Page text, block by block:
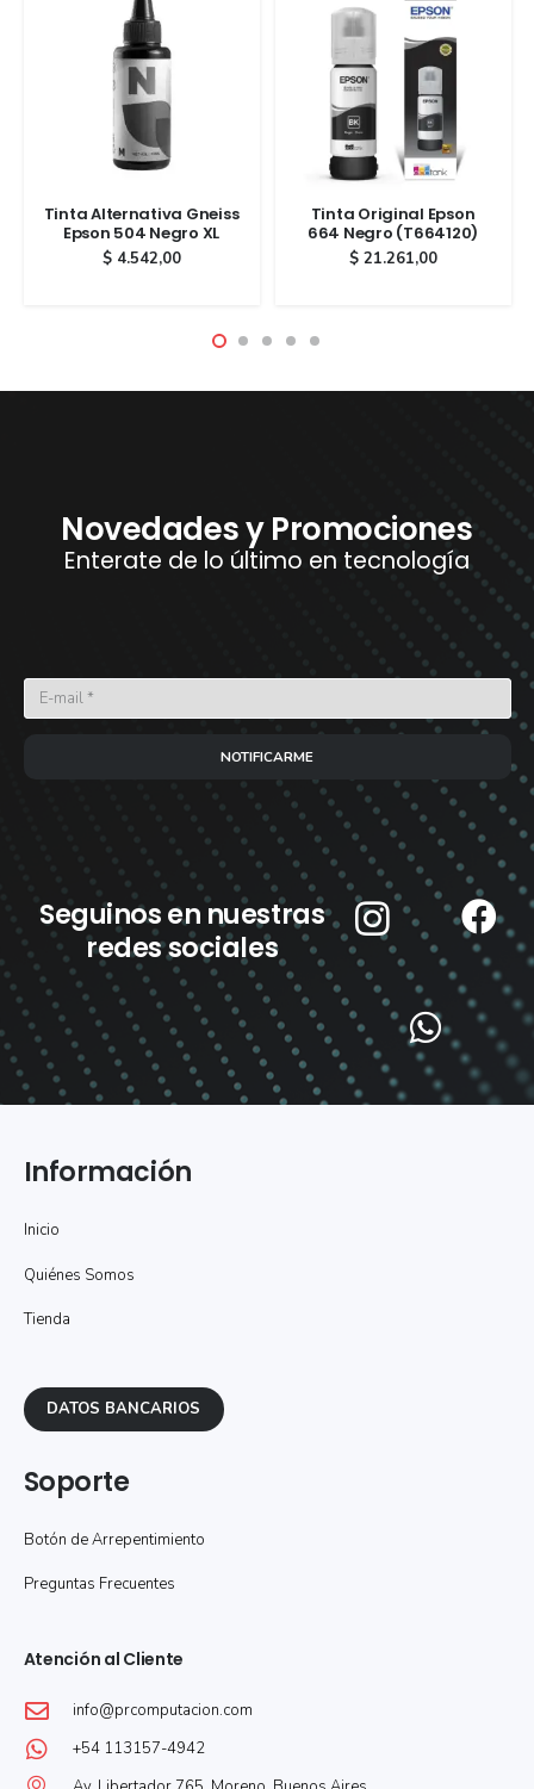
Tinta Alternativa Gneiss
Epson 504 Negro XL
$4.542,00
Tinta Original Epson
664 Negro (T664120)
$21.261,00
Novedades y Promociones
Enterate de lo último en tecnología
NOTIFICARME
Seguinos en nuestras
redes sociales
Información
Inicio
Quiénes Somos
Tienda
DATOS BANCARIOS
Soporte
Botón de Arrepentimiento
Preguntas Frecuentes
Atención al Cliente
info@prcomputacion.com
+54 113157-4942